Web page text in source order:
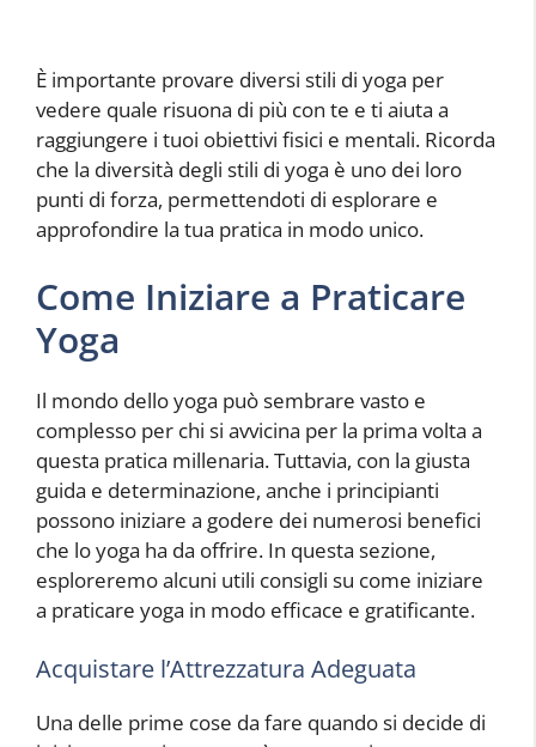
È importante provare diversi stili di yoga per
vedere quale risuona di più con te e ti aiuta a
raggiungere i tuoi obiettivi fisici e mentali. Ricorda
che la diversità degli stili di yoga è uno dei loro
punti di forza, permettendoti di esplorare e
approfondire la tua pratica in modo unico.
Come Iniziare a Praticare
Yoga
Il mondo dello yoga può sembrare vasto e
complesso per chi si avvicina per la prima volta a
questa pratica millenaria. Tuttavia, con la giusta
guida e determinazione, anche i principianti
possono iniziare a godere dei numerosi benefici
che lo yoga ha da offrire. In questa sezione,
esploreremo alcuni utili consigli su come iniziare
a praticare yoga in modo efficace e gratificante.
Acquistare l’Attrezzatura Adeguata
Una delle prime cose da fare quando si decide di